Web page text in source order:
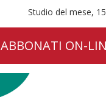
Studio del mese,
ABBONATI ON-